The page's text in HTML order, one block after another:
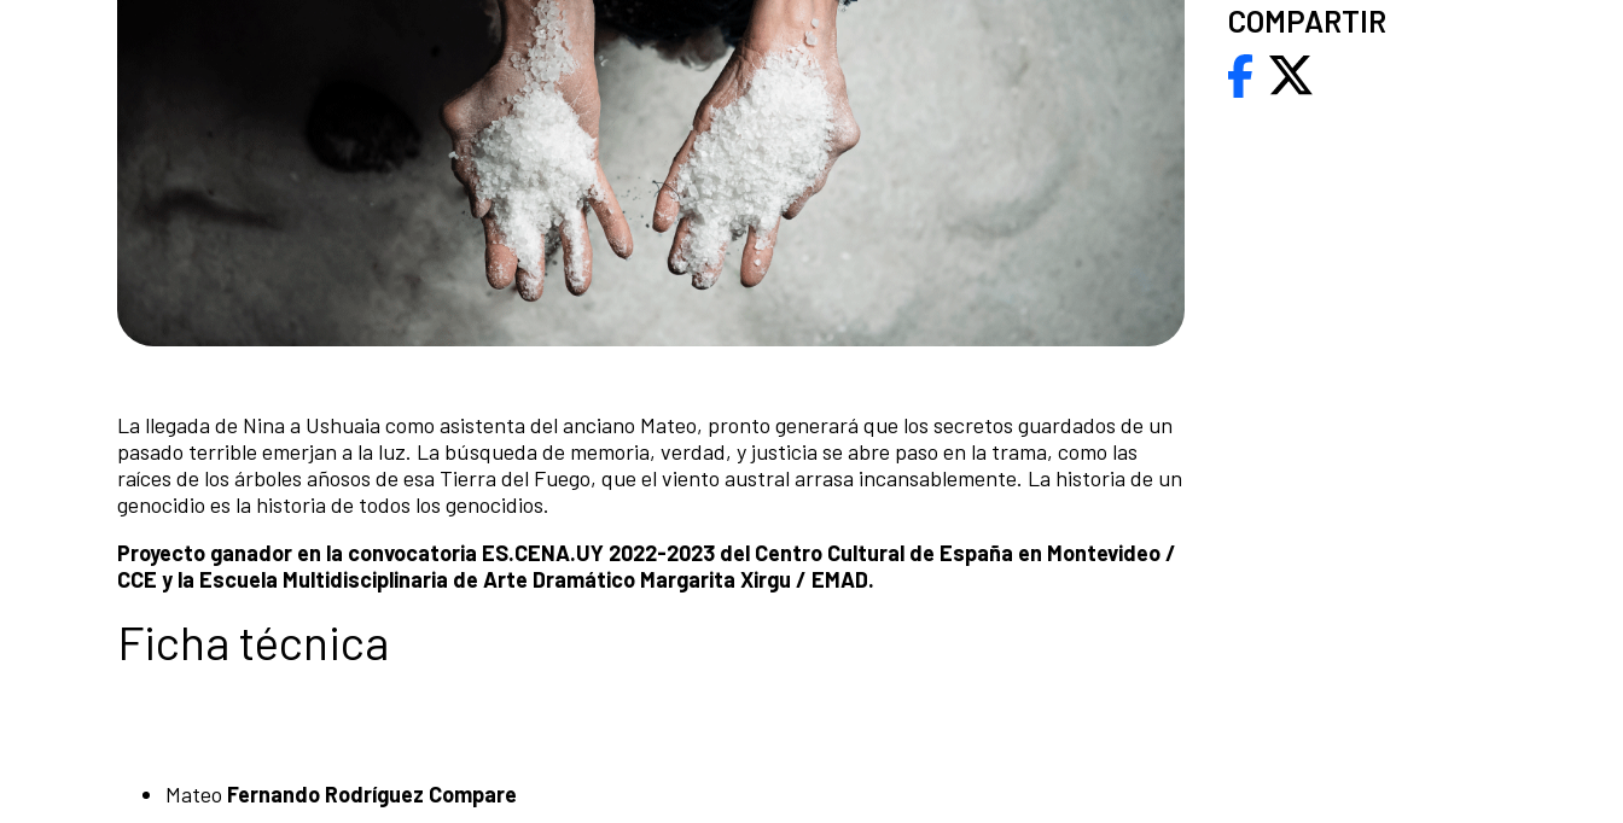
La llegada de Nina a Ushuaia como asistenta del anciano Mateo, pronto generará que los secretos guardados de un
pasado terrible emerjan a la luz. La búsqueda de memoria, verdad, y justicia se abre paso en la trama, como las
raíces de los árboles añosos de esa Tierra del Fuego, que el viento austral arrasa incansablemente. La historia de un
genocidio es la historia de todos los genocidios.
Proyecto ganador en la convocatoria ES.CENA.UY 2022-2023 del Centro Cultural de España en Montevideo /
CCE y la Escuela Multidisciplinaria de Arte Dramático Margarita Xirgu / EMAD.
Ficha técnica
Mateo Fernando Rodríguez Compare
COMPARTIR